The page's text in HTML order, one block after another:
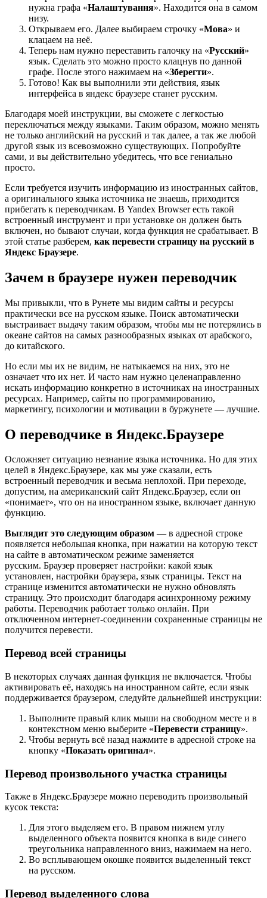
нужна графа «Налаштування». Находится она в самом
низу.
Открываем его. Далее выбираем строчку «Мова» и
клацаем на неё.
Теперь нам нужно переставить галочку на «Русский»
язык. Сделать это можно просто клацнув по данной
графе. После этого нажимаем на «Зберегти».
Готово! Как вы выполнили эти действия, язык
интерфейса в яндекс браузере станет русским.
Благодаря моей инструкции, вы сможете с легкостью
переключаться между языками. Таким образом, можно менять
не только английский на русский и так далее, а так же любой
другой язык из всевозможно существующих. Попробуйте
сами, и вы действительно убедитесь, что все гениально
просто.
Если требуется изучить информацию из иностранных сайтов,
а оригинального языка источника не знаешь, приходится
прибегать к переводчикам. В Yandex Browser есть такой
встроенный инструмент и при установке он должен быть
включен, но бывают случаи, когда функция не срабатывает. В
этой статье разберем, как перевести страницу на русский в
Яндекс Браузере.
Зачем в браузере нужен переводчик
Мы привыкли, что в Рунете мы видим сайты и ресурсы
практически все на русском языке. Поиск автоматически
выстраивает выдачу таким образом, чтобы мы не потерялись в
океане сайтов на самых разнообразных языках от арабского,
до китайского.
Но если мы их не видим, не натыкаемся на них, это не
означает что их нет. И часто нам нужно целенаправленно
искать информацию конкретно в источниках на иностранных
ресурсах. Например, сайты по программированию,
маркетингу, психологии и мотивации в буржунете — лучшие.
О переводчике в Яндекс.Браузере
Осложняет ситуацию незнание языка источника. Но для этих
целей в Яндекс.Браузере, как мы уже сказали, есть
встроенный переводчик и весьма неплохой. При переходе,
допустим, на американский сайт Яндекс.Браузер, если он
«понимает», что он на иностранном языке, включает данную
функцию.
Выглядит это следующим образом — в адресной строке
появляется небольшая кнопка, при нажатии на которую текст
на сайте в автоматическом режиме заменяется
русским. Браузер проверяет настройки: какой язык
установлен, настройки браузера, язык страницы. Текст на
странице изменится автоматически не нужно обновлять
страницу. Это происходит благодаря асинхронному режиму
работы. Переводчик работает только онлайн. При
отключенном интернет-соединении сохраненные страницы не
получится перевести.
Перевод всей страницы
В некоторых случаях данная функция не включается. Чтобы
активировать её, находясь на иностранном сайте, если язык
поддерживается браузером, следуйте дальнейшей инструкции:
Выполните правый клик мыши на свободном месте и в
контекстном меню выберите «Перевести страницу».
Чтобы вернуть всё назад нажмите в адресной строке на
кнопку «Показать оригинал».
Перевод произвольного участка страницы
Также в Яндекс.Браузере можно переводить произвольный
кусок текста:
Для этого выделяем его. В правом нижнем углу
выделенного объекта появится кнопка в виде синего
треугольника направленного вниз, нажимаем на него.
Во всплывающем окошке появится выделенный текст
на русском.
Перевод выделенного слова